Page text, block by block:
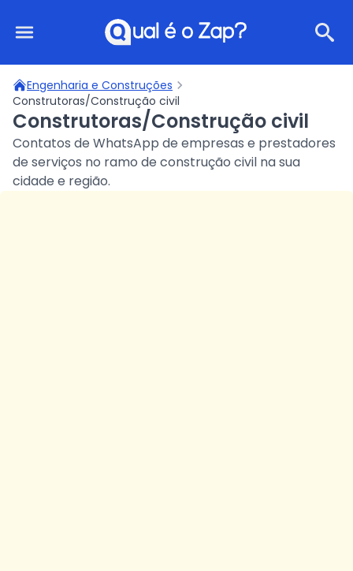
Qual é o Zap?
Engenharia e Construções
Construtoras/Construção civil
Construtoras/Construção civil
Contatos de WhatsApp de empresas e prestadores
de serviços no ramo de construção civil na sua
cidade e região.